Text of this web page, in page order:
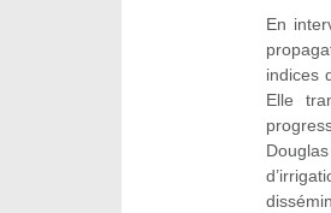
En
indices
Elle